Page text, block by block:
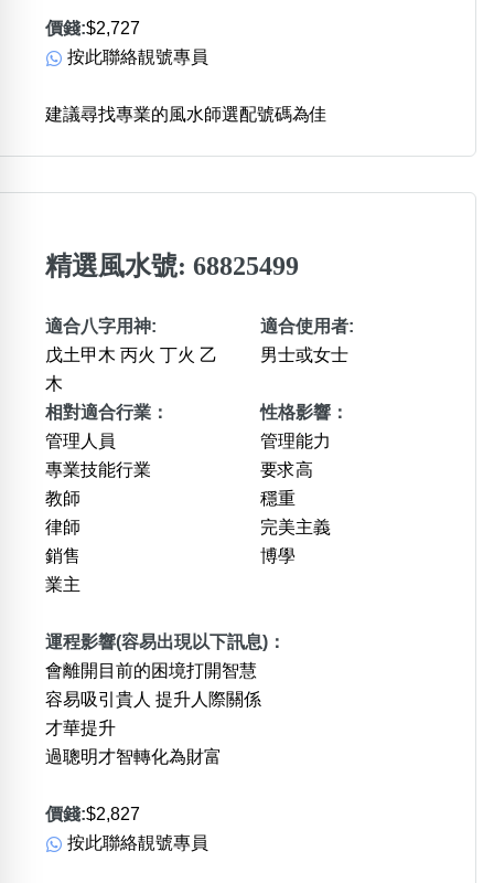
價錢:$2,727
按此聯絡靚號專員
建議尋找專業的風水師選配號碼為佳
精選風水號: 68825499
適合八字用神:
戊土甲木 丙火 丁火 乙
木
適合使用者:
男士或女士
相對適合行業：
管理人員
專業技能行業
教師
律師
銷售
業主
性格影響：
管理能力
要求高
穩重
完美主義
博學
運程影響(容易出現以下訊息)：
會離開目前的困境打開智慧
容易吸引貴人 提升人際關係
才華提升
過聰明才智轉化為財富
價錢:$2,827
按此聯絡靚號專員